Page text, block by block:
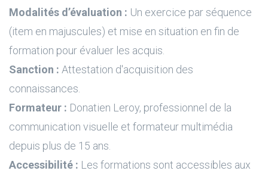
Modalités d’évaluation : Un exercice par séquence
(item en majuscules) et mise en situation en fin de
formation pour évaluer les acquis.
Sanction : Attestation d'acquisition des
connaissances.
Formateur : Donatien Leroy, professionnel de la
communication visuelle et formateur multimédia
depuis plus de 15 ans.
Accessibilité : Les formations sont accessibles aux